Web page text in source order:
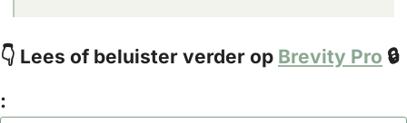
👇 Lees of beluister verder op Brevity Pro 🔒
: